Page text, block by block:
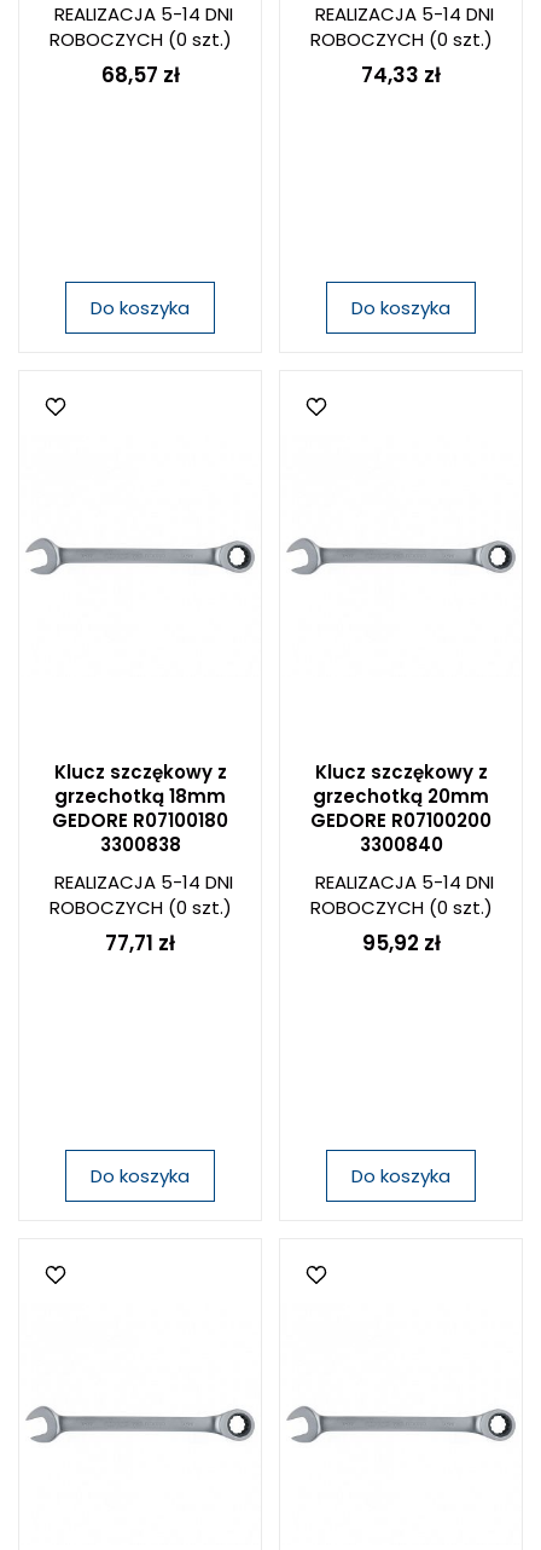
REALIZACJA 5-14 DNI
ROBOCZYCH(0 szt.)
68,57 zł
Do koszyka
REALIZACJA 5-14 DNI
ROBOCZYCH(0 szt.)
74,33 zł
Do koszyka
Klucz szczękowy z
grzechotką 18mm
GEDORE R07100180
3300838
REALIZACJA 5-14 DNI
ROBOCZYCH(0 szt.)
77,71 zł
Do koszyka
Klucz szczękowy z
grzechotką 20mm
GEDORE R07100200
3300840
REALIZACJA 5-14 DNI
ROBOCZYCH(0 szt.)
95,92 zł
Do koszyka